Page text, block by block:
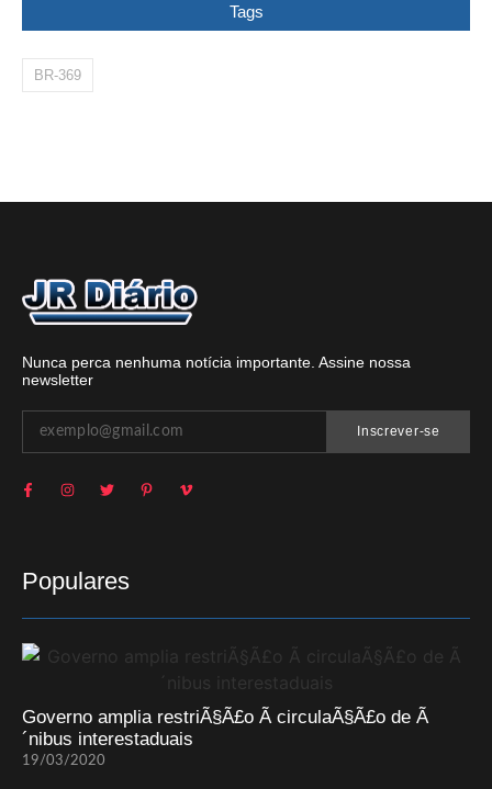
Tags
BR-369
Nunca perca nenhuma notícia importante. Assine nossa
newsletter
Inscrever-se
Populares
Governo amplia restriÃ§Ã£o Ã circulaÃ§Ã£o de Ã
´nibus interestaduais
19/03/2020